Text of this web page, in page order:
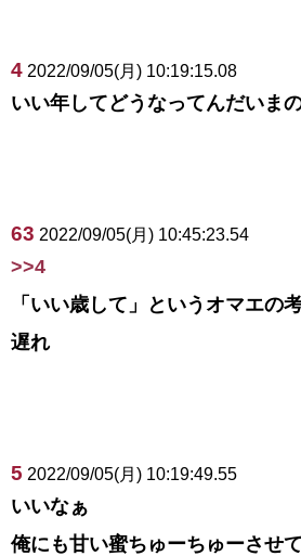
4 2022/09/05(月) 10:19:15.08
いい年してどうなってんだいま
63 2022/09/05(月) 10:45:23.54
>>4
「いい歳して」というオマエの
遅れ
5 2022/09/05(月) 10:19:49.55
いいなぁ
俺にも甘い蜜ちゅーちゅーさせて